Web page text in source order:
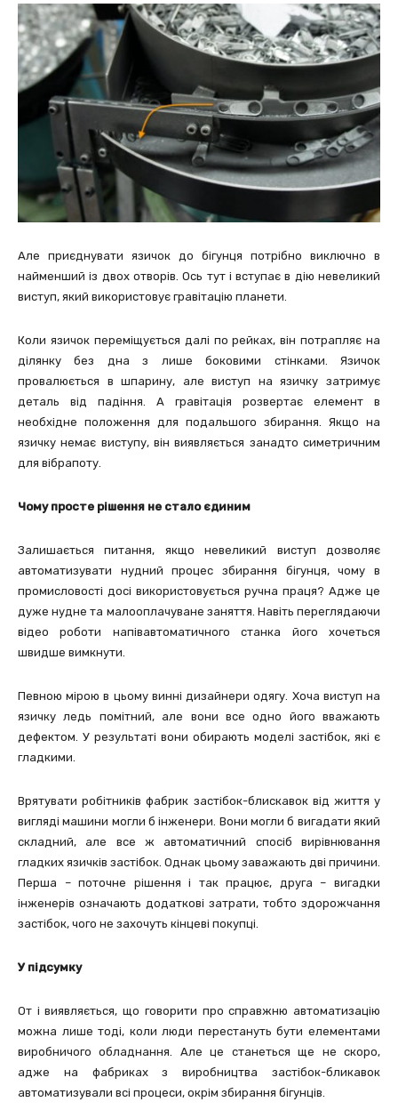
Але приєднувати язичок до бігунця потрібно виключно в
найменший із двох отворів. Ось тут і вступає в дію невеликий
виступ, який використовує гравітацію планети.
Коли язичок переміщується далі по рейках, він потрапляє на
ділянку без дна з лише боковими стінками. Язичок
провалюється в шпарину, але виступ на язичку затримує
деталь від падіння. А гравітація розвертає елемент в
необхідне положення для подальшого збирання. Якщо на
язичку немає виступу, він виявляється занадто симетричним
для вібрапоту.
Чому просте рішення не стало єдиним
Залишається питання, якщо невеликий виступ дозволяє
автоматизувати нудний процес збирання бігунця, чому в
промисловості досі використовується ручна праця? Адже це
дуже нудне та малооплачуване заняття. Навіть переглядаючи
відео роботи напівавтоматичного станка його хочеться
швидше вимкнути.
Певною мірою в цьому винні дизайнери одягу. Хоча виступ на
язичку ледь помітний, але вони все одно його вважають
дефектом. У результаті вони обирають моделі застібок, які є
гладкими.
Врятувати робітників фабрик застібок-блискавок від життя у
вигляді машини могли б інженери. Вони могли б вигадати який
складний, але все ж автоматичний спосіб вирівнювання
гладких язичків застібок. Однак цьому заважають дві причини.
Перша – поточне рішення і так працює, друга – вигадки
інженерів означають додаткові затрати, тобто здорожчання
застібок, чого не захочуть кінцеві покупці.
У підсумку
От і виявляється, що говорити про справжню автоматизацію
можна лише тоді, коли люди перестануть бути елементами
виробничого обладнання. Але це станеться ще не скоро,
адже на фабриках з виробництва застібок-бликавок
автоматизували всі процеси, окрім збирання бігунців.